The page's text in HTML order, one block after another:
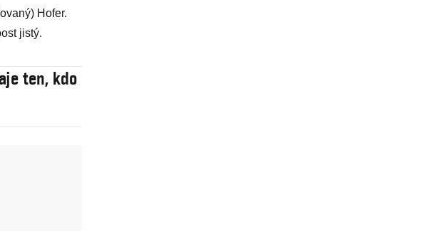
Hofer.
jistý.
ten, kdo